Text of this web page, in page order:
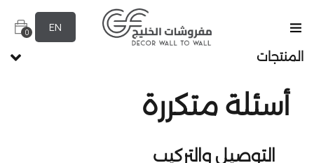
EN
0
المنتجات
أسئلة متكررة
التوصيل والتركيب